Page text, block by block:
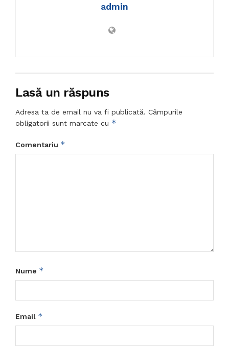
admin
Lasă un răspuns
Adresa ta de email nu va fi publicată. Câmpurile
obligatorii sunt marcate cu *
Comentariu *
Nume *
Email *